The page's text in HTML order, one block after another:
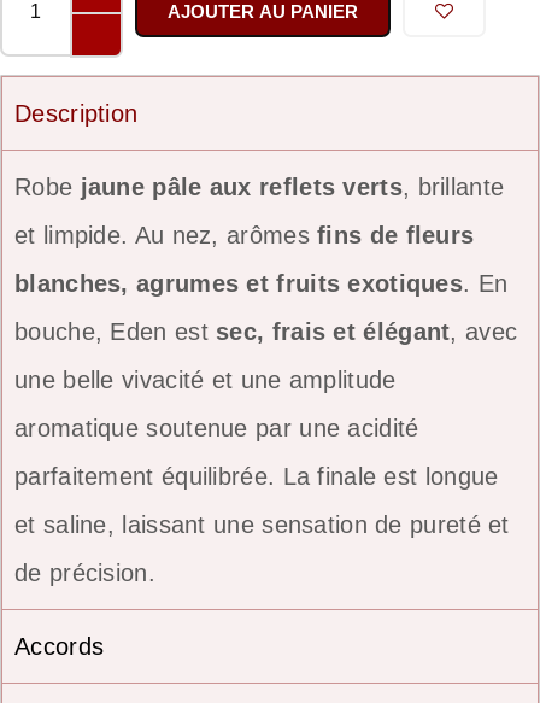
AJOUTER AU PANIER
Description
Robe jaune pâle aux reflets verts, brillante
et limpide. Au nez, arômesfins de fleurs
blanches, agrumes et fruits exotiques. En
bouche, Eden est sec, frais et élégant, avec
une belle vivacité et une amplitude
aromatique soutenue par une acidité
parfaitement équilibrée. La finale est longue
et saline, laissant une sensation de pureté et
de précision.
Accords